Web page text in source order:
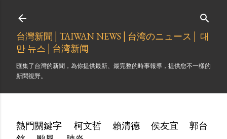
台灣新聞│TAIWAN NEWS│台湾のニュース│ 대
만 뉴스│台湾新闻
匯集了台灣的新聞，為你提供最新、最完整的時事報導，提供您不一樣的
新聞視野。
熱門關鍵字 柯文哲 賴清德 侯友宜
郭台